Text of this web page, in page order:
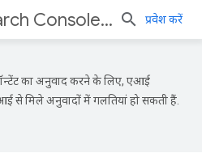
Console API प्रवेश करें
का अनुवाद करने के लिए, एआई
से मिले अनुवादों में गलतियां हो सकती हैं.